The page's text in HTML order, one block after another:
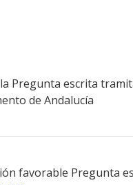
Pregunta escrita
de Andalucía
favorable Pregunta